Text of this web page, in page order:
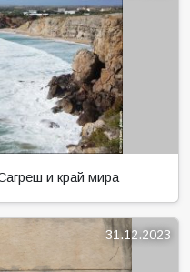
и край мира
31.12.2023